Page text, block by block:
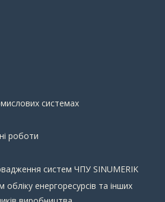
системах
роботи
систем ЧПУ SINUMERIK
енергоресурсів та інших